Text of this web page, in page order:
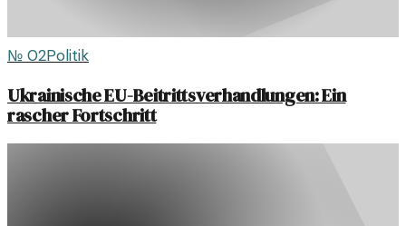
№ 02Politik
Ukrainische EU-Beitrittsverhandlungen: Ein
rascher Fortschritt